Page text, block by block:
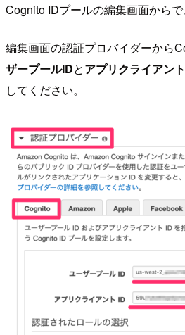
Cognito IDプールの編集画面からで
編集画面の認証プロバイダーから
ザープールIDとアプリクライアン
してください。